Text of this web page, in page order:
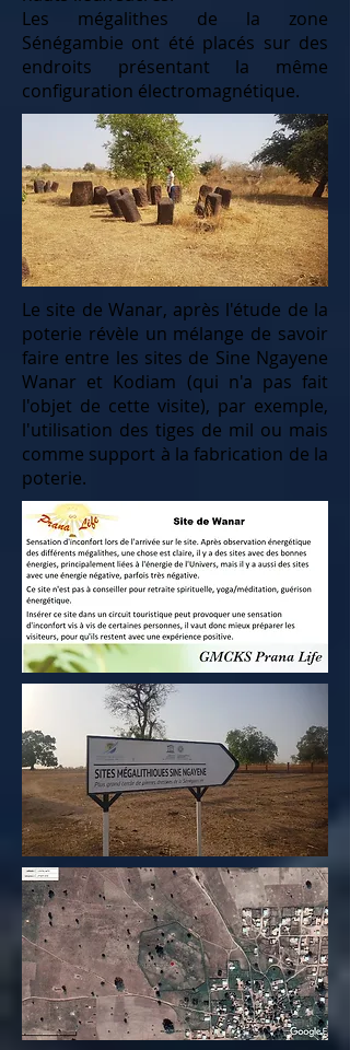
Les mégalithes de la zone
Sénégambie ont été placés sur des
endroits présentant la même
configuration électromagnétique.
Le site de Wanar, après l'étude de la
poterie révèle un mélange de savoir
faire entre les sites de Sine Ngayene
Wanar et Kodiam (qui n'a pas fait
l'objet de cette visite), par exemple,
l'utilisation des tiges de mil ou mais
comme support à la fabrication de la
poterie.